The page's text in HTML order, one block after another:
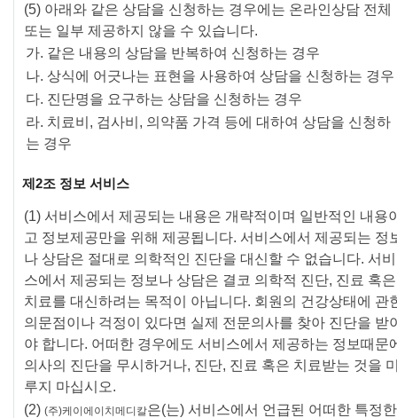
KHMEDICAL
통합 검색
(5) 아래와 같은 상담을 신청하는 경우에는 온라인상담 전체
또는 일부 제공하지 않을 수 있습니다.
가. 같은 내용의 상담을 반복하여 신청하는 경우
나. 상식에 어긋나는 표현을 사용하여 상담을 신청하는 경우
다. 진단명을 요구하는 상담을 신청하는 경우
라. 치료비, 검사비, 의약품 가격 등에 대하여 상담을 신청하
는 경우
제2조 정보 서비스
(1) 서비스에서 제공되는 내용은 개략적이며 일반적인 내용
고 정보제공만을 위해 제공됩니다. 서비스에서 제공되는 정
나 상담은 절대로 의학적인 진단을 대신할 수 없습니다. 서비
스에서 제공되는 정보나 상담은 결코 의학적 진단, 진료 혹은
치료를 대신하려는 목적이 아닙니다. 회원의 건강상태에 관
의문점이나 걱정이 있다면 실제 전문의사를 찾아 진단을 받
야 합니다. 어떠한 경우에도 서비스에서 제공하는 정보때문
의사의 진단을 무시하거나, 진단, 진료 혹은 치료받는 것을
루지 마십시오.
(2) (주)케이에이치메디칼은(는) 서비스에서 언급된 어떠한 특정한